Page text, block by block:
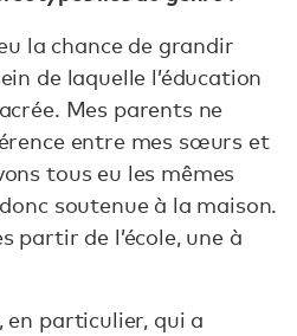
la chance de grandir
de laquelle l’éducation
Mes parents ne
entre mes sœurs et
tous eu les mêmes
soutenue à la maison.
partir de l’école, une à
en particulier, qui a